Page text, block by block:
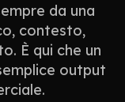
da una
contesto,
È qui che un
output